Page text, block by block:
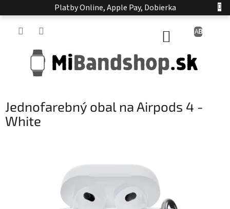
na
Platby Online, Apple Pay, Dobierka
NÁKUPNÝ
Jednofarebný obal na Airpods 4 -
White